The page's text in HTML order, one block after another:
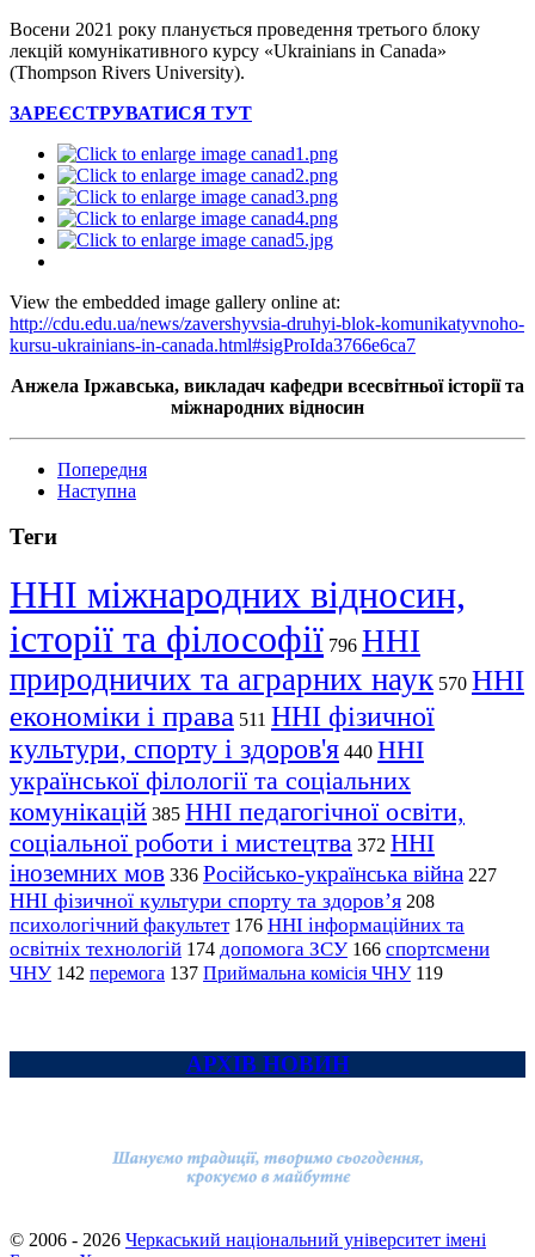
Восени 2021 року планується проведення третього блоку
лекцій комунікативного курсу «Ukrainians in Canada»
(Thompson Rivers University).
ЗАРЕЄСТРУВАТИСЯ ТУТ
View the embedded image gallery online at:
http://cdu.edu.ua/news/zavershyvsia-druhyi-blok-komunikatyvnoho-
kursu-ukrainians-in-canada.html#sigProIda3766e6ca7
Анжела Іржавська, викладач кафедри всесвітньої історії та
міжнародних відносин
Попередня
Наступна
Теги
ННІ міжнародних відносин,
історії та філософії 796 ННІ
природничих та аграрних наук 570 ННІ
економіки і права 511 ННІ фізичної
культури, спорту і здоров'я 440 ННІ
української філології та соціальних
комунікацій 385 ННІ педагогічної освіти,
соціальної роботи і мистецтва 372 ННІ
іноземних мов 336 Російсько-українська війна 227
ННІ фізичної культури спорту та здоров’я 208
психологічний факультет 176 ННІ інформаційних та
освітніх технологій 174 допомога ЗСУ 166 спортсмени
ЧНУ 142 перемога 137 Приймальна комісія ЧНУ 119
АРХІВ НОВИН
© 2006 - 2026 Черкаський національний університет імені